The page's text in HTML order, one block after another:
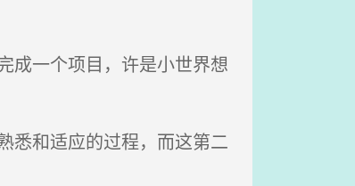
成一个项目，许是小世界想
悉和适应的过程，而这第二